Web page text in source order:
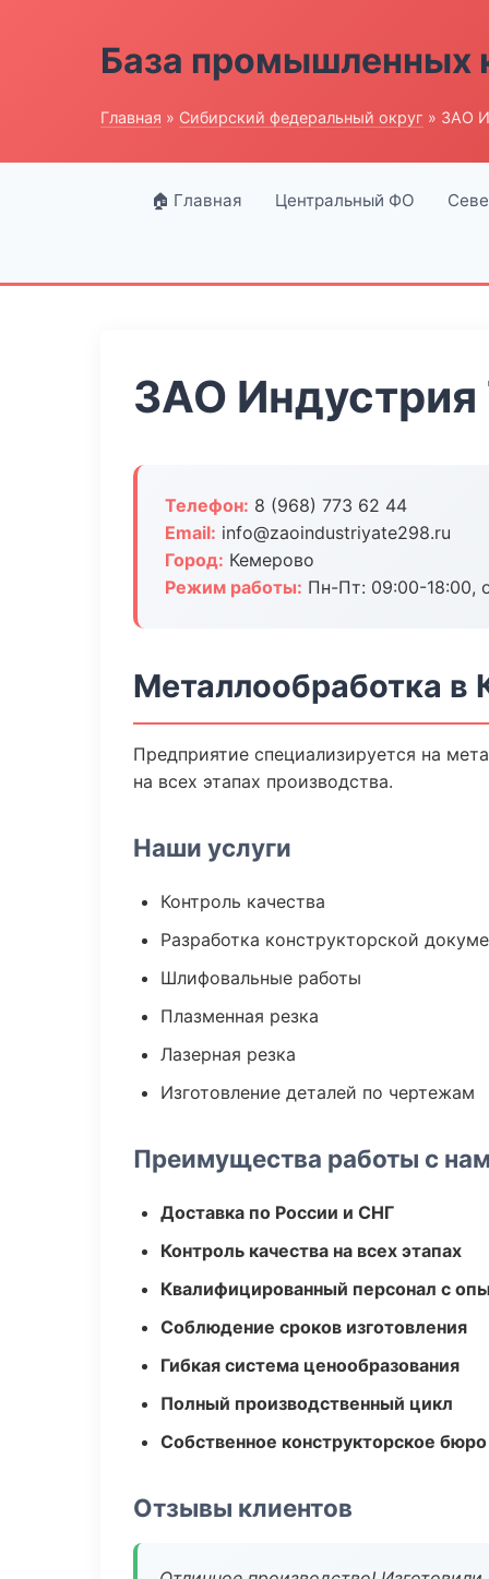
База промышленных
Главная » Сибирский федеральный округ » ЗАО
🏠 Главная Центральный ФО
ЗАО Индустрия
Телефон: 8 (968) 773 62 44
Email: info@zaoindustriyate298.ru
Город: Кемерово
Режим работы: Пн-Пт: 09:00-18:00,
Металлообработка в
Предприятие специализируется на
на всех этапах производства.
Наши услуги
Контроль качества
Разработка конструкторской
Шлифовальные работы
Плазменная резка
Лазерная резка
Изготовление деталей по чертежам
Преимущества работы с
Доставка по России и СНГ
Контроль качества на всех этапах
Квалифицированный персонал с
Соблюдение сроков изготовления
Гибкая система ценообразования
Полный производственный цикл
Собственное конструкторское бюро
Отзывы клиентов